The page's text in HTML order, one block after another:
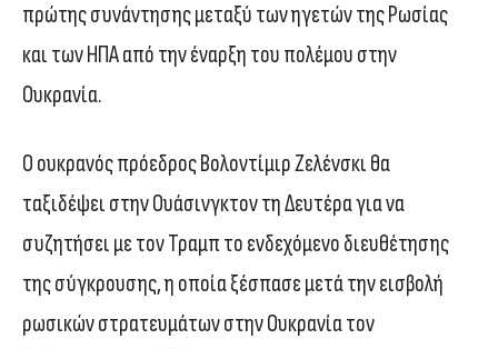
πρώτης συνάντησης μεταξύ των ηγετών της Ρωσίας
και των ΗΠΑ από την έναρξη του πολέμου στην
Ουκρανία.
Ο ουκρανός πρόεδρος Βολοντίμιρ Ζελένσκι θα
ταξιδέψει στην Ουάσινγκτον τη Δευτέρα για να
συζητήσει με τον Τραμπ το ενδεχόμενο διευθέτησης
της σύγκρουσης, η οποία ξέσπασε μετά την εισβολή
ρωσικών στρατευμάτων στην Ουκρανία τον